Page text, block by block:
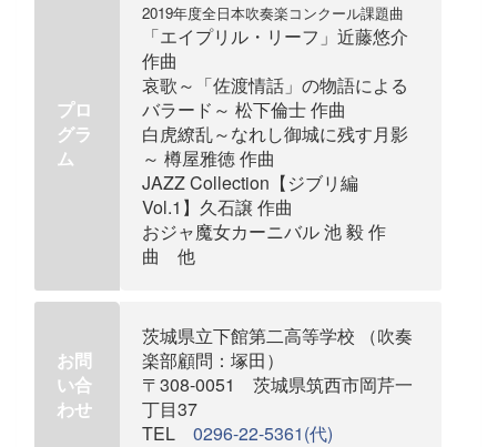
プロ
グラ
ム
2019年度全日本吹奏楽コンクール課題曲
「エイプリル・リーフ」近藤悠介
作曲
哀歌～「佐渡情話」の物語による
バラード～ 松下倫士 作曲
白虎繚乱～なれし御城に残す月影
～ 樽屋雅徳 作曲
JAZZ Collection【ジブリ編
Vol.1】久石譲 作曲
おジャ魔女カーニバル 池 毅 作
曲 他
お問
い合
わせ
茨城県立下館第二高等学校 （吹奏
楽部顧問：塚田）
〒308-0051 茨城県筑西市岡芹一
丁目37
TEL0296-22-5361(代)